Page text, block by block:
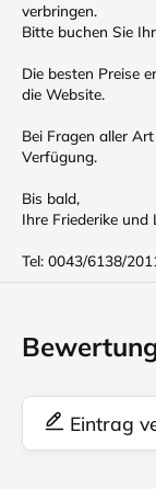
verbringen.
Bitte buchen Sie
Die besten Preise
die Website.
Bei Fragen aller
Verfügung.
Bis bald,
Ihre Friederike und
Tel: 0043/6138/
Eintrag